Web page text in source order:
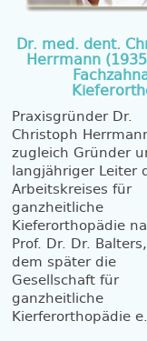
Dr. med. dent.
Herrmann
Praxisgründer Dr.
Christoph
zugleich Gründer
langjähriger Leiter
Arbeitskreises für
ganzheitliche
Kieferorthopädie
Prof. Dr. Dr.
dem später die
Gesellschaft für
ganzheitliche
Kierferorthopädie